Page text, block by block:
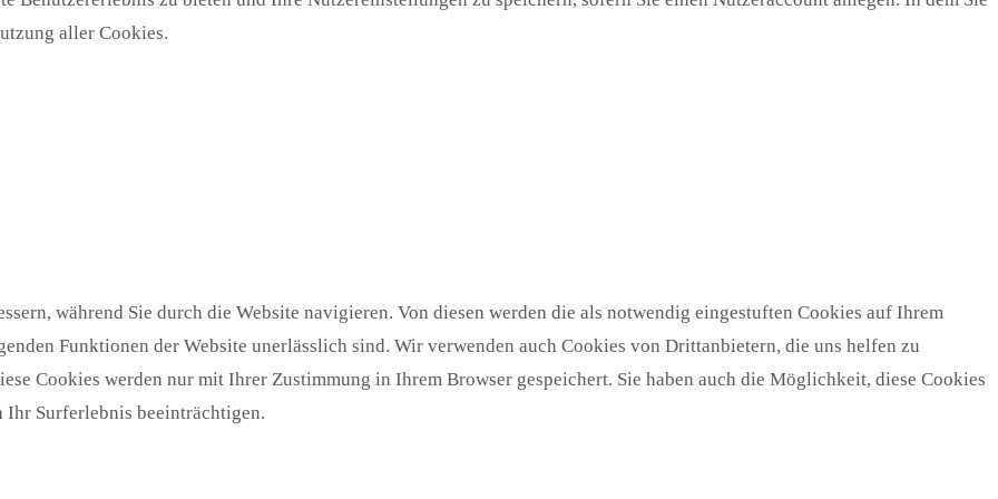
aller Cookies.
während Sie durch die Website navigieren. Von diesen werden die als notwendig eingestuften Cookies auf Ihrem
Funktionen der Website unerlässlich sind. Wir verwenden auch Cookies von Drittanbietern, die uns helfen zu
Cookies werden nur mit Ihrer Zustimmung in Ihrem Browser gespeichert. Sie haben auch die Möglichkeit, diese Cookies
Ihr Surferlebnis beeinträchtigen.